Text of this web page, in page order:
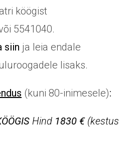
köögist
5541040.
siin ja leia endale
lisaks.
(kuni 80-inimesele):
Hind 1830 € (kestus